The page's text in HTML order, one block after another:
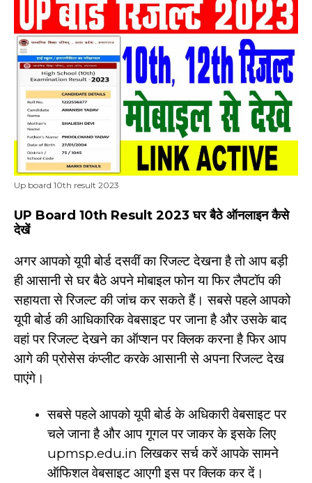
Up board 10th result 2023
UP Board 10th Result 2023घर बैठे ऑनलाइन कैसे
देखें
अगर आपको यूपी बोर्ड दसवीं का रिजल्ट देखना है तो आप बड़ी
ही आसानी से घर बैठे अपने मोबाइल फोन या फिर लैपटॉप की
सहायता से रिजल्ट की जांच कर सकते हैं। सबसे पहले आपको
यूपी बोर्ड की आधिकारिक वेबसाइट पर जाना है और उसके बाद
वहां पर रिजल्ट देखने का ऑप्शन पर क्लिक करना है फिर आप
आगे की प्रोसेस कंप्लीट करके आसानी से अपना रिजल्ट देख
पाएंगे।
सबसे पहले आपको यूपी बोर्ड के अधिकारी वेबसाइट पर
चले जाना है और आप गूगल पर जाकर के इसके लिए
upmsp.edu.in लिखकर सर्च करें आपके सामने
ऑफिशल वेबसाइट आएगी इस पर क्लिक कर दें।